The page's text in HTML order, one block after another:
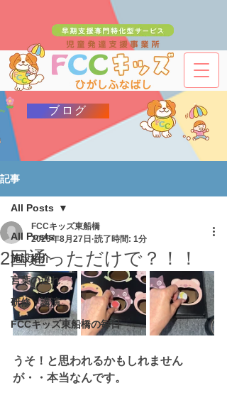
ブログ
記事
All Posts
施設紹介
言葉の遅れ
研修・講演
FCCキッズ東船橋の毎日
All Posts
2回通っただけで？！！
FCCキッズ東船橋
2025年8月27日 読了時間: 1分
うそ！と思われるかもしれません
が・・本当なんです。